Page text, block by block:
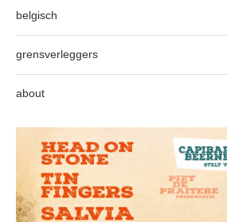
belgisch
grensverleggers
about